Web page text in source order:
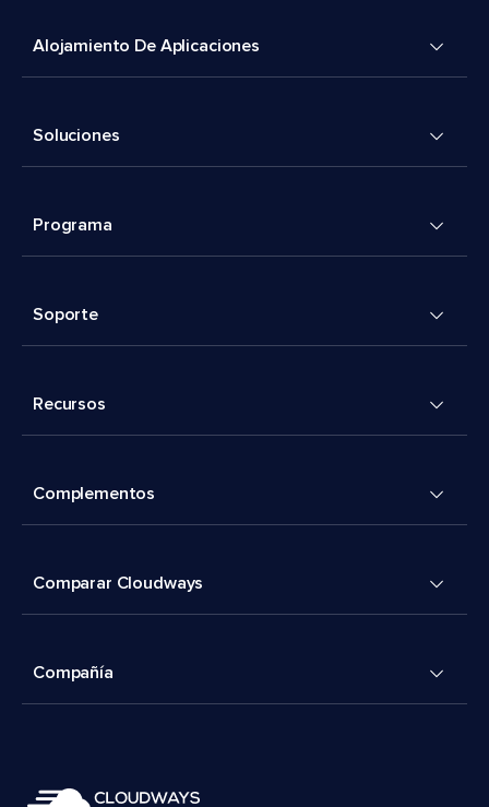
Alojamiento De Aplicaciones
Soluciones
Programa
Soporte
Recursos
Complementos
Comparar Cloudways
Compañía